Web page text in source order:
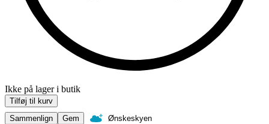
Ikke på lager i butik
Tilføj til kurv
Sammenlign
Gem Ønskeskyen